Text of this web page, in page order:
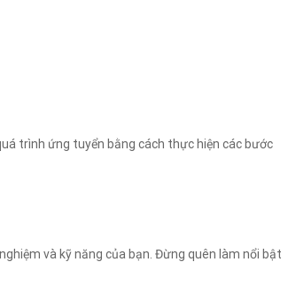
trình ứng tuyển bằng cách thực hiện các bước
và kỹ năng của bạn. Đừng quên làm nổi bật